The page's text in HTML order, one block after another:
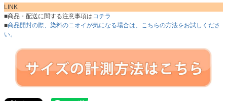
LINK
■商品・配送に関する注意事項はコチラ
■商品開封の際、染料のニオイが気になる場合は、こちらの方法をお試しくださ
い。